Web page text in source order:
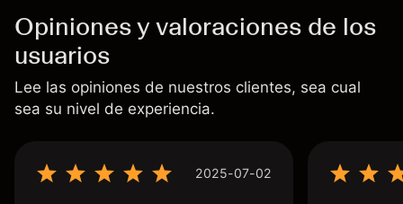
Opiniones y valoraciones de los
usuarios
Lee las opiniones de nuestros clientes, sea cual
sea su nivel de experiencia.
2025-07-02